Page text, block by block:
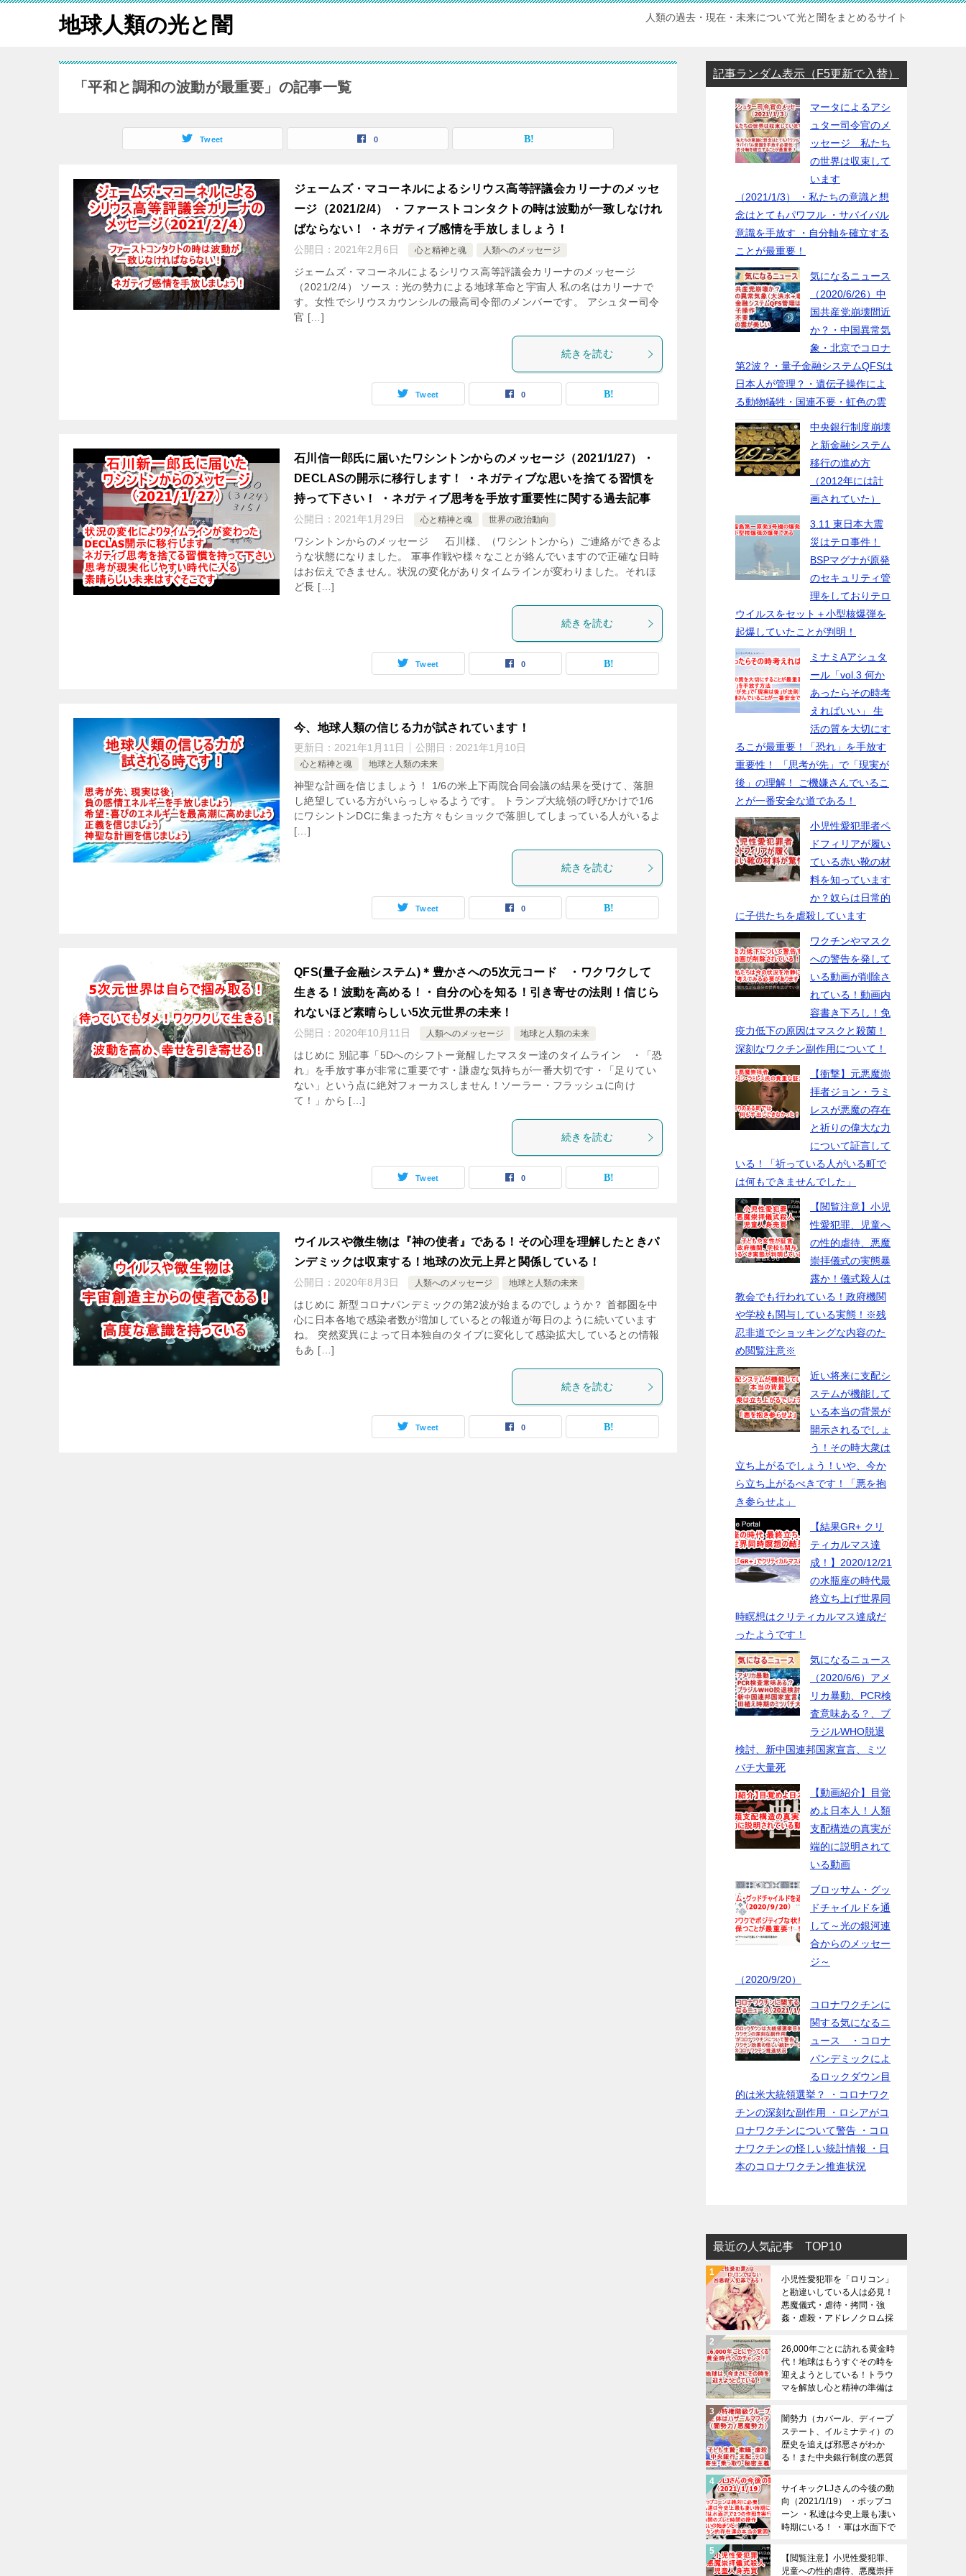
地球人類の光と闇 人類の過去・現在・未来について光と闇をまとめるサイト
「平和と調和の波動が最重要」の記事一覧
Tweet 0
ジェームズ・マコーネルによるシリウス高等評議会カリーナのメッセ
ージ（2021/2/4） ・ファーストコンタクトの時は波動が一致しなけれ
ばならない！ ・ネガティブ感情を手放しましょう！
公開日： 2021年2月6日 心と精神と魂 人類へのメッセージ
ジェームズ・マコーネルによるシリウス高等評議会カリーナのメッセージ
（2021/2/4） ソース：光の勢力による地球革命と宇宙人 私の名はカリーナで
す。女性でシリウスカウンシルの最高司令部のメンバーです。 アシュター司令
官 […]
続きを読む
Tweet 0
石川信一郎氏に届いたワシントンからのメッセージ（2021/1/27）・
DECLASの開示に移行します！ ・ネガティブな思いを捨てる習慣を
持って下さい！ ・ネガティブ思考を手放す重要性に関する過去記事
公開日： 2021年1月29日 心と精神と魂 世界の政治動向
ワシントンからのメッセージ 石川様、（ワシントンから）ご連絡ができるよ
うな状態になりました。 軍事作戦や様々なことが絡んでいますので正確な日時
はお伝えできません。状況の変化がありタイムラインが変わりました。それほ
ど長 […]
続きを読む
Tweet 0
今、地球人類の信じる力が試されています！
更新日： 2021年1月11日 公開日： 2021年1月10日
心と精神と魂 地球と人類の未来
神聖な計画を信じましょう！ 1/6の米上下両院合同会議の結果を受けて、落胆
し絶望している方がいらっしゃるようです。 トランプ大統領の呼びかけで1/6
にワシントンDCに集まった方々もショックで落胆してしまっている人がいるよ
[…]
続きを読む
Tweet 0
QFS(量子金融システム)＊豊かさへの5次元コード ・ワクワクして
生きる！波動を高める！・自分の心を知る！引き寄せの法則！信じら
れないほど素晴らしい5次元世界の未来！
公開日： 2020年10月11日 人類へのメッセージ 地球と人類の未来
はじめに 別記事「5Dへのシフトー覚醒したマスター達のタイムライン ・「恐
れ」を手放す事が非常に重要です・謙虚な気持ちが一番大切です・「足りてい
ない」という点に絶対フォーカスしません！ソーラー・フラッシュに向け
て！」から […]
続きを読む
Tweet 0
ウイルスや微生物は『神の使者』である！その心理を理解したときパ
ンデミックは収束する！地球の次元上昇と関係している！
公開日： 2020年8月3日 人類へのメッセージ 地球と人類の未来
はじめに 新型コロナパンデミックの第2波が始まるのでしょうか？ 首都圏を中
心に日本各地で感染者数が増加しているとの報道が毎日のように続いています
ね。 突然変異によって日本独自のタイプに変化して感染拡大しているとの情報
もあ […]
続きを読む
Tweet 0
記事ランダム表示（F5更新で入替）
マータによるアシ
ュター司令官のメ
ッセージ 私たち
の世界は収束して
います
（2021/1/3） ・私たちの意識と想
念はとてもパワフル ・サバイバル
意識を手放す ・自分軸を確立する
ことが最重要！
気になるニュース
（2020/6/26）中
国共産党崩壊間近
か？・中国異常気
象・北京でコロナ
第2波？・量子金融システムQFSは
日本人が管理？・遺伝子操作によ
る動物犠牲・国連不要・虹色の雲
中央銀行制度崩壊
と新金融システム
移行の進め方
（2012年には計
画されていた）
3.11 東日本大震
災はテロ事件！
BSPマグナが原発
のセキュリティ管
理をしておりテロ
ウイルスをセット＋小型核爆弾を
起爆していたことが判明！
ミナミAアシュタ
ール「vol.3 何か
あったらその時考
えればいい」 生
活の質を大切にす
るこが最重要！「恐れ」を手放す
重要性！ 「思考が先」で「現実が
後」の理解！ ご機嫌さんでいるこ
とが一番安全な道である！
小児性愛犯罪者ペ
ドフィリアが履い
ている赤い靴の材
料を知っています
か？奴らは日常的
に子供たちを虐殺しています
ワクチンやマスク
への警告を発して
いる動画が削除さ
れている！動画内
容書き下ろし！免
疫力低下の原因はマスクと殺菌！
深刻なワクチン副作用について！
【衝撃】元悪魔崇
拝者ジョン・ラミ
レスが悪魔の存在
と祈りの偉大な力
について証言して
いる！「祈っている人がいる町で
は何もできませんでした」
【閲覧注意】小児
性愛犯罪、児童へ
の性的虐待、悪魔
崇拝儀式の実態暴
露か！儀式殺人は
教会でも行われている！政府機関
や学校も関与している実態！※残
忍非道でショッキングな内容のた
め閲覧注意※
近い将来に支配シ
ステムが機能して
いる本当の背景が
開示されるでしょ
う！その時大衆は
立ち上がるでしょう！いや、今か
ら立ち上がるべきです！「悪を抱
き参らせよ」
【結果GR+ クリ
ティカルマス達
成！】2020/12/21
の水瓶座の時代最
終立ち上げ世界同
時瞑想はクリティカルマス達成だ
ったようです！
気になるニュース
（2020/6/6）アメ
リカ暴動、PCR検
査意味ある？、ブ
ラジルWHO脱退
検討、新中国連邦国家宣言、ミツ
バチ大量死
【動画紹介】目覚
めよ日本人！人類
支配構造の真実が
端的に説明されて
いる動画
ブロッサム・グッ
ドチャイルドを通
して～光の銀河連
合からのメッセー
ジ～
（2020/9/20）
コロナワクチンに
関する気になるニ
ュース ・コロナ
パンデミックによ
るロックダウン目
的は米大統領選挙？ ・コロナワク
チンの深刻な副作用 ・ロシアがコ
ロナワクチンについて警告 ・コロ
ナワクチンの怪しい統計情報 ・日
本のコロナワクチン推進状況
最近の人気記事 TOP10
小児性愛犯罪を「ロリコン」
と勘違いしている人は必見！
悪魔儀式・虐待・拷問・強
姦・虐殺・アドレノクロム採
（※閲覧注意）
26,000年ごとに訪れる黄金時
代！地球はもうすぐその時を
迎えようとしている！トラウ
マを解放し心と精神の準備は
闇勢力（カバール、ディープ
ステート、イルミナティ）の
歴史を追えば邪悪さがわか
る！また中央銀行制度の悪質
手中にしてきたのかもわか
る！
サイキックLJさんの今後の動
向（2021/1/19） ・ポップコ
ーン ・私達は今史上最も凄い
時期にいる！ ・軍は水面下で
ズレと時間の操作 ・戦いの始
まりだ！ ・サタン的存在達の
【閲覧注意】小児性愛犯罪、
児童への性的虐待、悪魔崇拝